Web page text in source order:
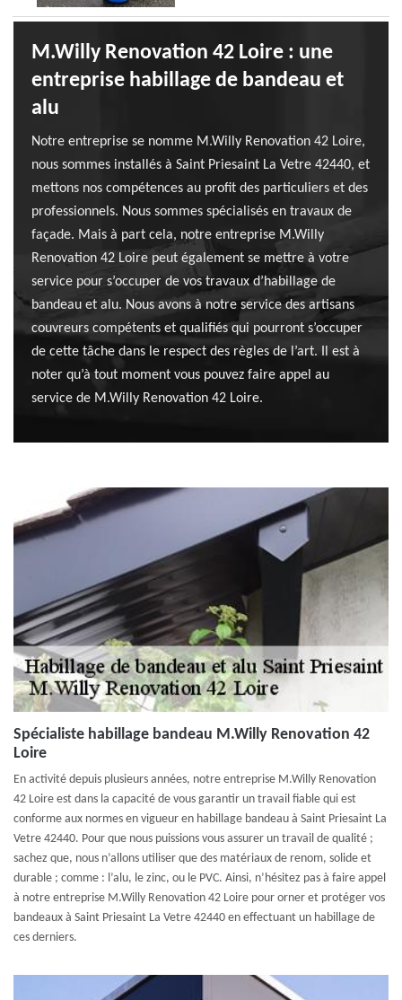
M.Willy Renovation 42 Loire : une
entreprise habillage de bandeau et
alu
Notre entreprise se nomme M.Willy Renovation 42 Loire,
nous sommes installés à Saint Priesaint La Vetre 42440, et
mettons nos compétences au profit des particuliers et des
professionnels. Nous sommes spécialisés en travaux de
façade. Mais à part cela, notre entreprise M.Willy
Renovation 42 Loire peut également se mettre à votre
service pour s’occuper de vos travaux d’habillage de
bandeau et alu. Nous avons à notre service des artisans
couvreurs compétents et qualifiés qui pourront s’occuper
de cette tâche dans le respect des règles de l’art. Il est à
noter qu’à tout moment vous pouvez faire appel au
service de M.Willy Renovation 42 Loire.
Spécialiste habillage bandeau M.Willy Renovation 42
Loire
En activité depuis plusieurs années, notre entreprise M.Willy Renovation
42 Loire est dans la capacité de vous garantir un travail fiable qui est
conforme aux normes en vigueur en habillage bandeau à Saint Priesaint La
Vetre 42440. Pour que nous puissions vous assurer un travail de qualité ;
sachez que, nous n’allons utiliser que des matériaux de renom, solide et
durable ; comme : l’alu, le zinc, ou le PVC. Ainsi, n’hésitez pas à faire appel
à notre entreprise M.Willy Renovation 42 Loire pour orner et protéger vos
bandeaux à Saint Priesaint La Vetre 42440 en effectuant un habillage de
ces derniers.